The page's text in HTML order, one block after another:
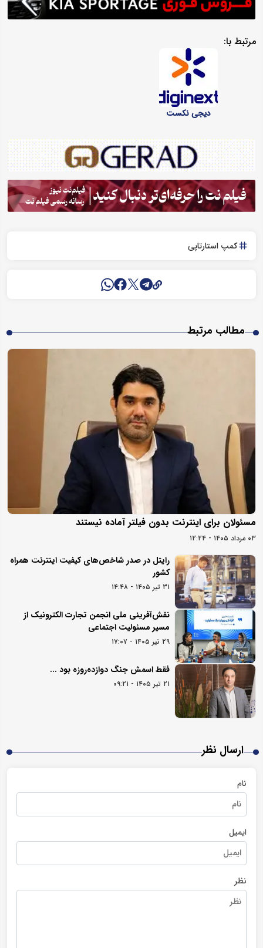
مرتبط با:
دیجی نکست
کمپ استارتاپی
مطالب مرتبط
مسئولان برای اینترنت بدون فیلتر آماده نیستند
۰۳ مرداد ۱۴۰۵ - ۱۲:۲۴
رایتل در صدر شاخص‌های کیفیت اینترنت همراه
کشور
۳۱ تیر ۱۴۰۵ - ۱۴:۴۸
نقش‌آفرینی ملی انجمن تجارت الکترونیک از
مسیر مسئولیت اجتماعی
۲۹ تیر ۱۴۰۵ - ۱۷:۰۷
فقط اسمش جنگ دوازده‌روزه بود ...
۲۱ تیر ۱۴۰۵ - ۰۹:۲۱
ارسال نظر
نام
ایمیل
نظر